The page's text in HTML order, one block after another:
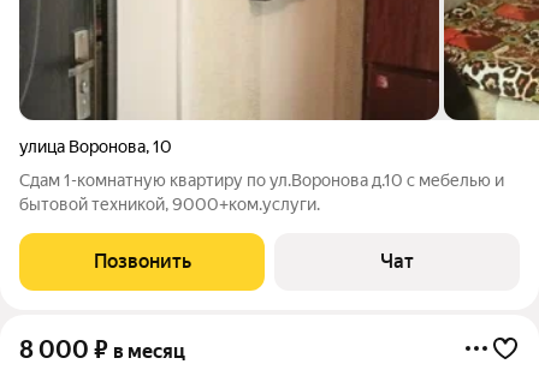
улица Воронова,10
Сдам 1-комнатную квартиру по ул.Воронова д.10 с мебелью и
бытовой техникой, 9000+ком.услуги.
Позвонить Чат
8 000 ₽ в месяц